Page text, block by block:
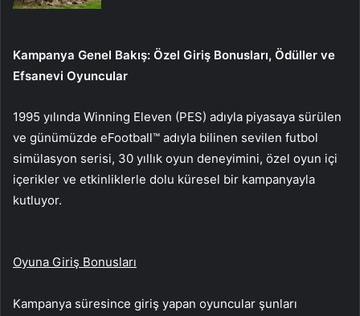
Kampanya Genel Bakış: Özel Giriş Bonusları, Ödüller ve
Efsanevi Oyuncular
1995 yılında Winning Eleven (PES) adıyla piyasaya sürülen
ve günümüzde eFootball™ adıyla bilinen sevilen futbol
simülasyon serisi, 30 yıllık oyun deneyimini, özel oyun içi
içerikler ve etkinliklerle dolu küresel bir kampanyayla
kutluyor.
Oyuna Giriş Bonusları
Kampanya süresince giriş yapan oyuncular şunları